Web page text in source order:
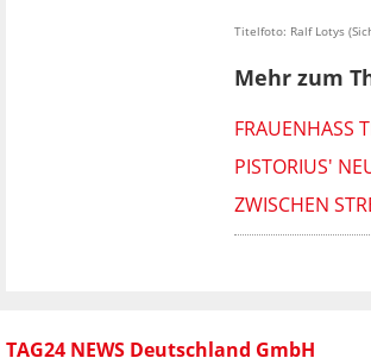
Titelfoto: Ralf Lotys
Mehr zum
FRAUENHASS
PISTORIUS'
ZWISCHEN
TAG24 NEWS Deutschland GmbH